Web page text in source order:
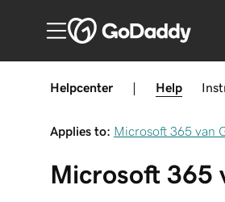
Helpcenter Help
Applies to: Microsoft 365 van
Microsoft 365